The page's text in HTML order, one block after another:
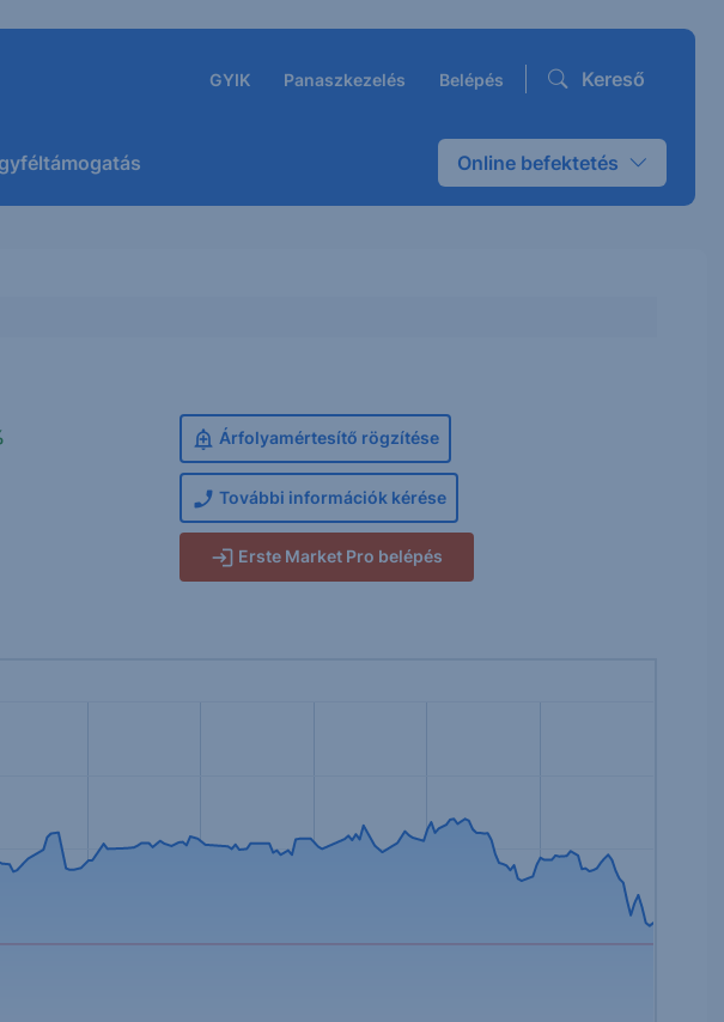
GYIK Panaszkezelés Belépés Kereső
Online befektetés
Árfolyamértesítő rögzítése
További információk kérése
Erste Market Pro belépés